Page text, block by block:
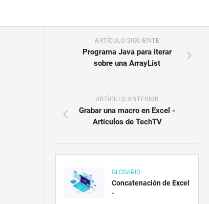
ARTÍCULO SIGUIENTE
Programa Java para iterar
sobre una ArrayList
ARTÍCULO ANTERIOR
Grabar una macro en Excel -
Artículos de TechTV
GLOSARIO
Concatenación de Excel
-